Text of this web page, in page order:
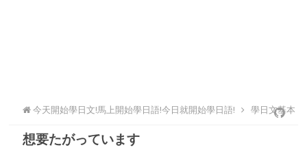
今天開始學日文!馬上開始學日語!今日就開始學日語! 學日文基本
文法想要たがっています